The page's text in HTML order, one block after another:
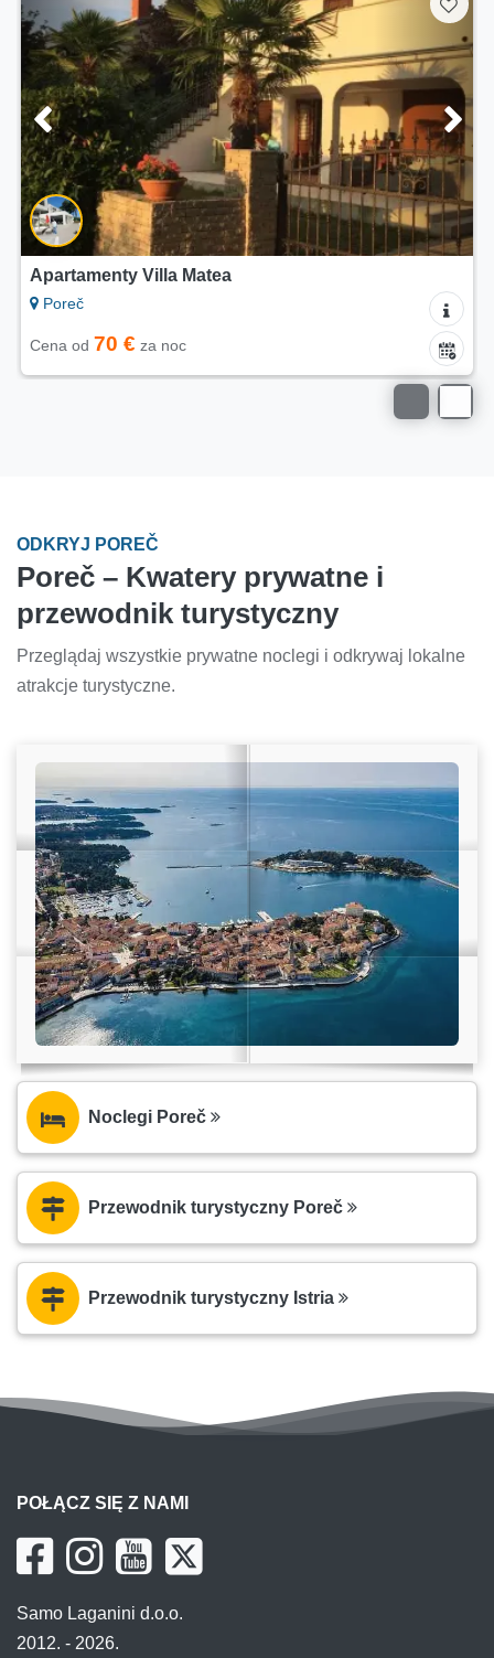
Apartament Cvetkovic
Cena od
ODKRYJ POREČ
Poreč – Kwatery prywatne i
przewodnik turystyczny
Przeglądaj wszystkie prywatne noclegi i odkrywaj lokalne
atrakcje turystyczne.
Noclegi Poreč
Przewodnik turystyczny Poreč
Przewodnik turystyczny Istria
POŁĄCZ SIĘ Z NAMI
Samo Laganini d.o.o.
2012. - 2026.